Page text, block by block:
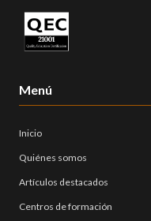
Menú
Inicio
Quiénes somos
Artículos destacados
Centros de formación